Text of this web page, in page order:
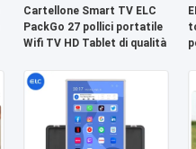
Cartellone Smart TV ELC
PackGo 27 pollici portatile
Wifi TV HD Tablet di qualità